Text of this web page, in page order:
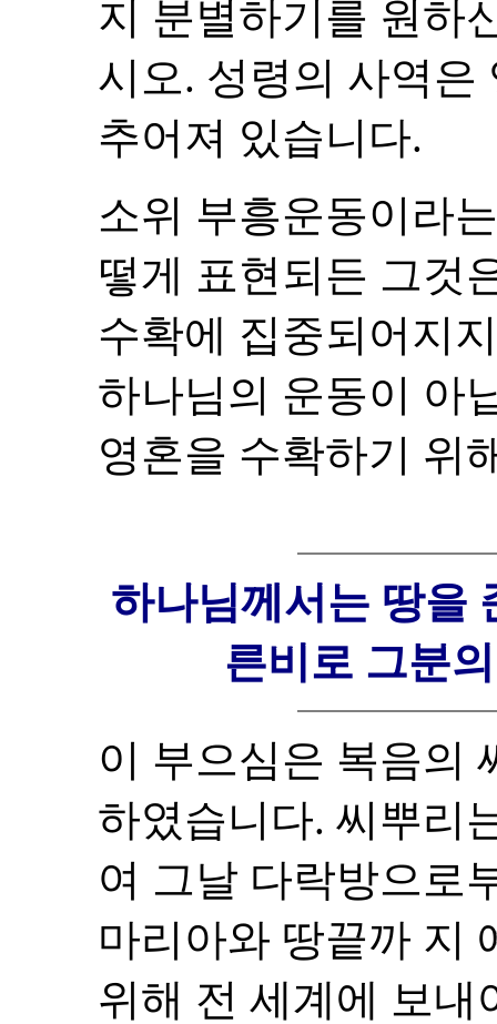
지 분별하기를 원하
시오. 성령의 사역은
추어져 있습니다.
소위 부흥운동이라
떻게 표현되든 그것
수확에 집중되어지
하나님의 운동이 아
영혼을 수확하기 위
하나님께서는 땅을
른비로 그분
이 부으심은 복음의
하였습니다. 씨뿌리
여 그날 다락방으로
마리아와 땅끝까 지
위해 전 세계에 보내